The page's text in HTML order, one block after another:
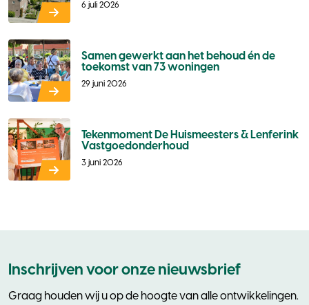
6 juli 2026
Samen gewerkt aan het behoud én de
toekomst van 73 woningen
29 juni 2026
Tekenmoment De Huismeesters & Lenferink
Vastgoedonderhoud
3 juni 2026
Inschrijven voor onze nieuwsbrief
Graag houden wij u op de hoogte van alle ontwikkelingen.